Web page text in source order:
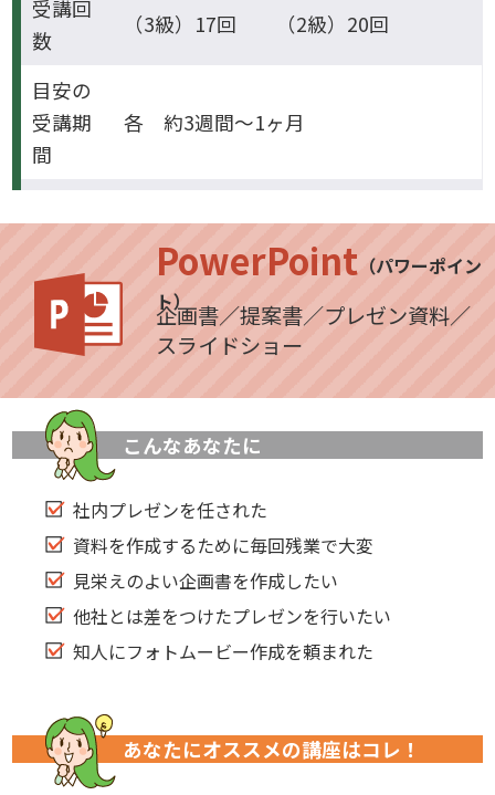
受講回
数
（3級）17回 （2級）20回
目安の
受講期
間
各 約3週間～1ヶ月
PowerPoint （パワーポイン
ト）
企画書／提案書／プレゼン資料／
スライドショー
こんなあなたに
社内プレゼンを任された
資料を作成するために毎回残業で大変
見栄えのよい企画書を作成したい
他社とは差をつけたプレゼンを行いたい
知人にフォトムービー作成を頼まれた
あなたにオススメの講座はコレ！